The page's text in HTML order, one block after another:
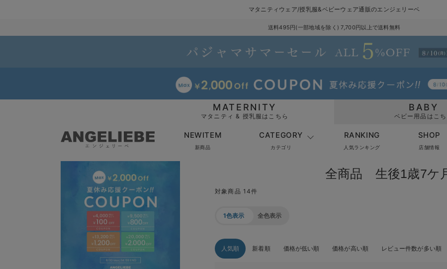
マタニティウェア/授乳服&ベビーウェア通販のエンジェリーベ
送料495円(一部地域を除く) 7,700円以上で送料無料
MATERNITY
マタニティ & 授乳服はこちら
BABY
ベビー用品はこち
NEWITEM
新商品
CATEGORY
カテゴリ
RANKING
人気ランキング
SHOP
店舗情報
全商品 生後1歳7ケ
対象商品 14件
1色表示 全色表示
人気順 新着順 価格が低い順 価格が高い順 レビュー件数が多い順